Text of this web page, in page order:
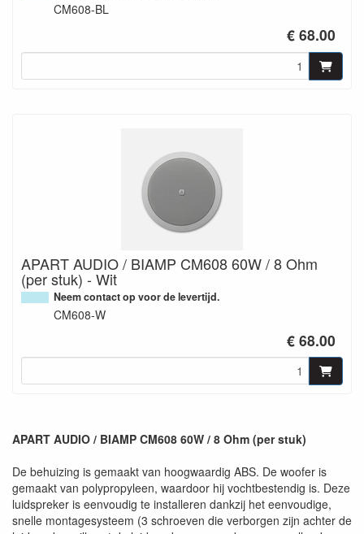
CM608-BL
€ 68.00
APART AUDIO / BIAMP CM608 60W / 8 Ohm
(per stuk) - Wit
Neem contact op voor de levertijd.
CM608-W
€ 68.00
APART AUDIO / BIAMP CM608 60W / 8 Ohm (per stuk)
De behuizing is gemaakt van hoogwaardig ABS. De woofer is
gemaakt van polypropyleen, waardoor hij vochtbestendig is. Deze
luidspreker is eenvoudig te installeren dankzij het eenvoudige,
snelle montagesysteem (3 schroeven die verborgen zijn achter de